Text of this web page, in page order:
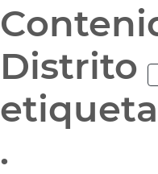
Distrito
etiqueta
.